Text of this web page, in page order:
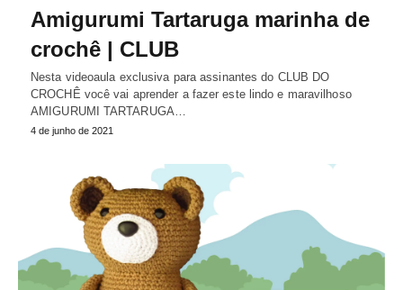
Amigurumi Tartaruga marinha de
crochê | CLUB
Nesta videoaula exclusiva para assinantes do CLUB DO
CROCHÊ você vai aprender a fazer este lindo e maravilhoso
AMIGURUMI TARTARUGA…
4 de junho de 2021